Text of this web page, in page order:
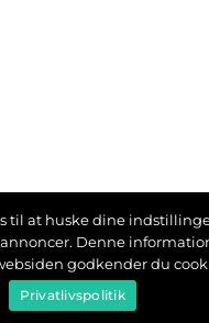
til at huske dine
Denne
godkender du
Privatlivspolitik